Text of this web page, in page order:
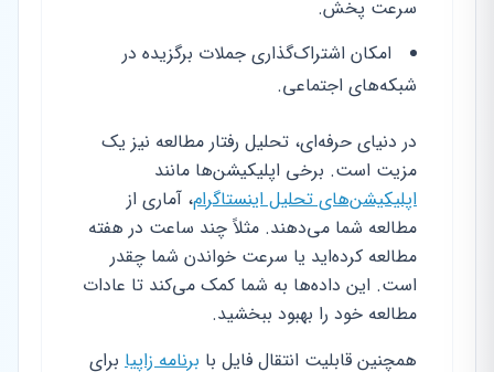
سرعت پخش.
امکان اشتراک‌گذاری جملات برگزیده در
شبکه‌های اجتماعی.
در دنیای حرفه‌ای، تحلیل رفتار مطالعه نیز یک
مزیت است. برخی اپلیکیشن‌ها مانند
اپلیکیشن‌های تحلیل اینستاگرام، آماری از
مطالعه شما می‌دهند. مثلاً چند ساعت در هفته
مطالعه کرده‌اید یا سرعت خواندن شما چقدر
است. این داده‌ها به شما کمک می‌کند تا عادات
مطالعه خود را بهبود ببخشید.
همچنین قابلیت انتقال فایل با برنامه زاپیا برای